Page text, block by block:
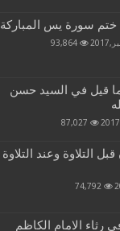
ختم سورة يس المباركة
93,864
قيل في السيد حسن
87,027
التلاوة وعند التلاوة
74,792
رثاء الامام الكاظم